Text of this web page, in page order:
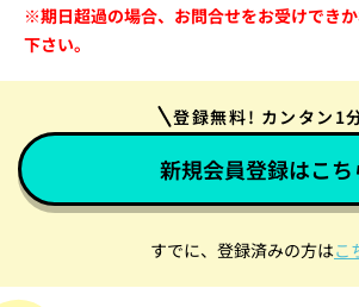
※期日超過の場合、お問合せをお受けでき
下さい。
登録無料! カンタン1
新規会員登録はこち
すでに、登録済みの方はこ